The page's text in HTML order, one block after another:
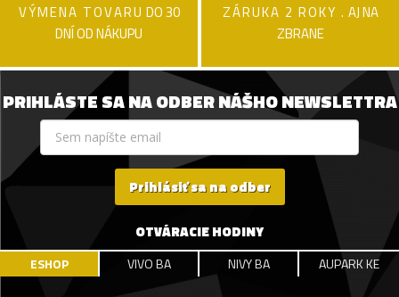
VÝMENA TOVARU DO 30
DNÍ OD NÁKUPU
ZÁRUKA 2 ROKY . AJ NA
ZBRANE
PRIHLÁSTE SA NA ODBER NÁŠHO NEWSLETTRA
Prihlásiť sa na odber
OTVÁRACIE HODINY
ESHOP VIVO BA NIVY BA AUPARK KE